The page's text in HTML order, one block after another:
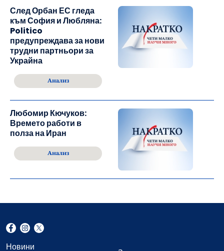
След Орбан ЕС гледа
към София и Любляна:
Politico
предупреждава за нови
трудни партньори за
Украйна
Анализ
Любомир Кючуков:
Времето работи в
полза на Иран
Анализ
Новини